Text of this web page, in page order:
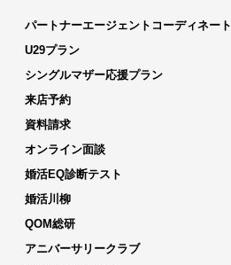
パートナーエージェントコーディネート
U29プラン
シングルマザー応援プラン
来店予約
資料請求
オンライン面談
婚活EQ診断テスト
婚活川柳
QOM総研
アニバーサリークラブ